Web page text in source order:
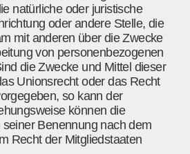
natürliche oder juristische
oder andere Stelle, die
mit anderen über die Zwecke
von personenbezogenen
die Zwecke und Mittel dieser
Unionsrecht oder das Recht
so kann der
können die
Benennung nach dem
Recht der Mitgliedstaaten